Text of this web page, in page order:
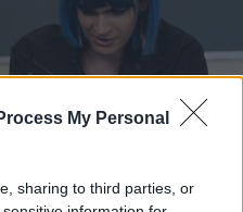
My Personal
sharing to third parties, or